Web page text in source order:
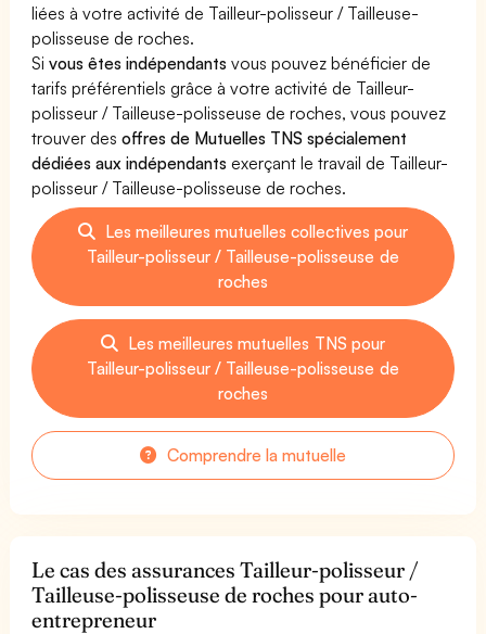
liées à votre activité de Tailleur-polisseur / Tailleuse-
polisseuse de roches.
Sivous êtes indépendants vous pouvez bénéficier de
tarifs préférentiels grâce à votre activité de Tailleur-
polisseur / Tailleuse-polisseuse de roches, vous pouvez
trouver desoffres de Mutuelles TNS spécialement
dédiées aux indépendants exerçant le travail de Tailleur-
polisseur / Tailleuse-polisseuse de roches.
Les meilleures mutuelles collectives pour
Tailleur-polisseur / Tailleuse-polisseuse de
roches
Les meilleures mutuelles TNS pour
Tailleur-polisseur / Tailleuse-polisseuse de
roches
Comprendre la mutuelle
Le cas des assurances Tailleur-polisseur /
Tailleuse-polisseuse de roches pour auto-
entrepreneur